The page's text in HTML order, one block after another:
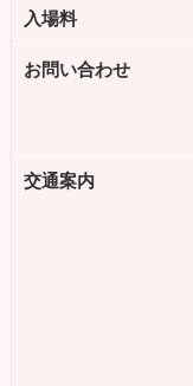
入場料
お問い合わせ
交通案内